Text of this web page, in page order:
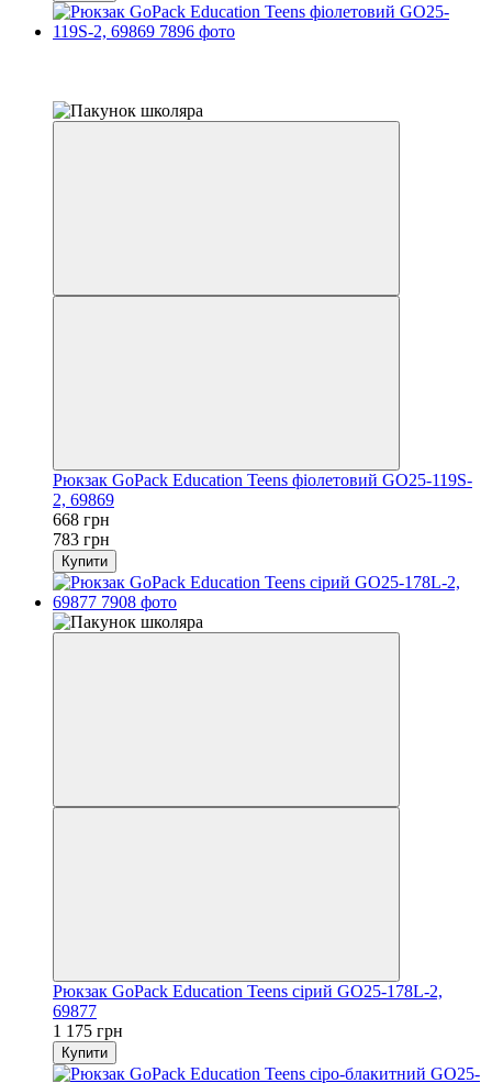
Рюкзак GoPack Education Teens фіолетовий GO25-119S-
2, 69869
668 грн
783 грн
Купити
Рюкзак GoPack Education Teens сірий GO25-178L-2,
69877
1 175 грн
Купити